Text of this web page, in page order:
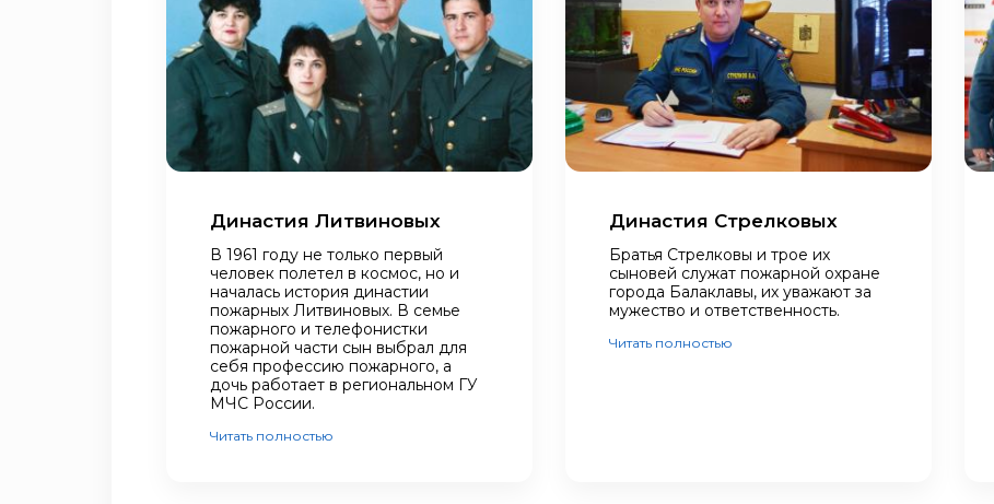
Династия Литвиновых
В 1961 году не только первый
человек полетел в космос, но и
началась история династии
пожарных Литвиновых. В семье
пожарного и телефонистки
пожарной части сын выбрал для
себя профессию пожарного, а
дочь работает в региональном ГУ
МЧС России.
Читать полностью
Династия Стрелковых
Братья Стрелковы и трое их
сыновей служат пожарной охране
города Балаклавы, их уважают за
мужество и ответственность.
Читать полностью